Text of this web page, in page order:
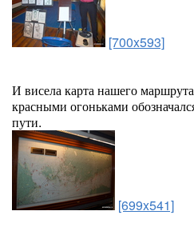
[700x593]
И висела карта нашего
красными огоньками
пути.
[699x541]